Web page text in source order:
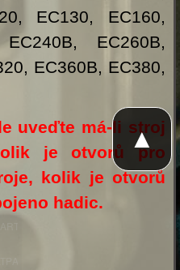
EC130, EC160,
EC260B,
EC360B, EC380,
uveďte má-li stroj
je otvorů pro
kolik je otvorů
hadic.
▲